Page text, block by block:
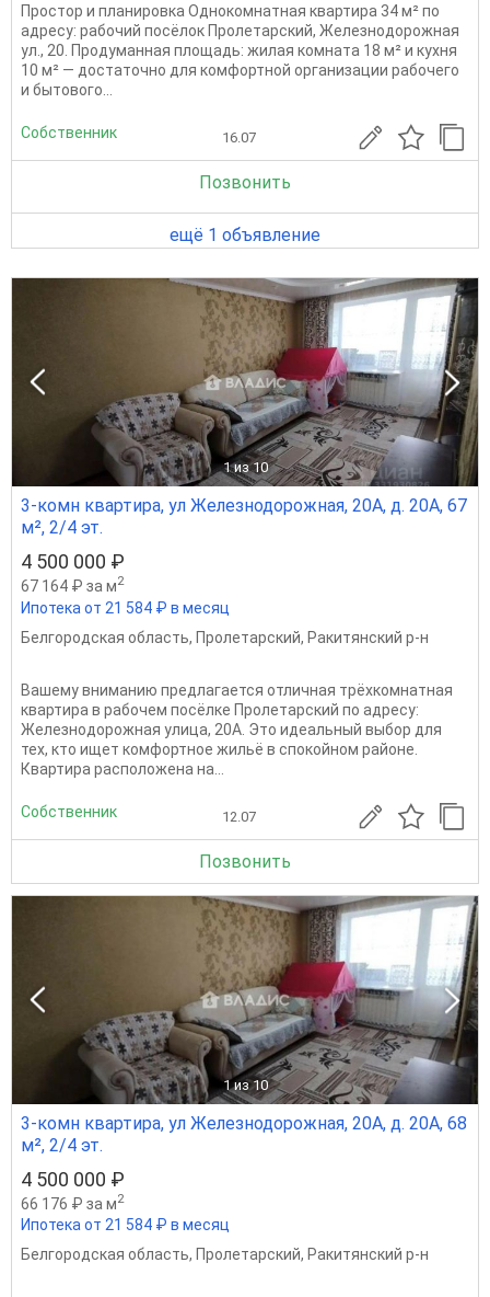
Простор и планировка Однокомнатная квартира 34 м² по
адресу: рабочий посёлок Пролетарский, Железнодорожная
ул., 20. Продуманная площадь: жилая комната 18 м² и кухня
10 м² — достаточно для комфортной организации рабочего
и бытового...
Собственник 16.07
Позвонить
ещё 1 объявление
1 из 10
3-комн квартира, ул Железнодорожная, 20А, д. 20А, 67
м², 2/4 эт.
4 500 000 ₽
67 164 ₽ за м2
Ипотека от 21 584 ₽ в месяц
Белгородская область, Пролетарский, Ракитянский р-н
Вашему вниманию предлагается отличная трёхкомнатная
квартира в рабочем посёлке Пролетарский по адресу:
Железнодорожная улица, 20А. Это идеальный выбор для
тех, кто ищет комфортное жильё в спокойном районе.
Квартира расположена на...
Собственник 12.07
Позвонить
1 из 10
3-комн квартира, ул Железнодорожная, 20А, д. 20А, 68
м², 2/4 эт.
4 500 000 ₽
66 176 ₽ за м2
Ипотека от 21 584 ₽ в месяц
Белгородская область, Пролетарский, Ракитянский р-н